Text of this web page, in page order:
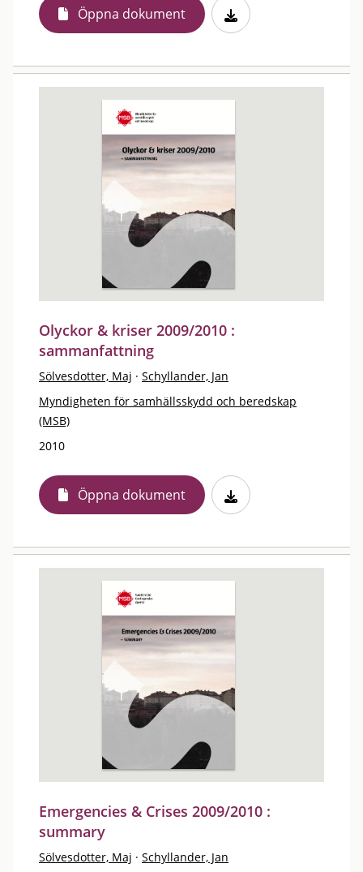
Öppna dokument
Olyckor & kriser 2009/2010 :
sammanfattning
Sölvesdotter, Maj · Schyllander, Jan
Myndigheten för samhällsskydd och beredskap
(MSB)
2010
Öppna dokument
Emergencies & Crises 2009/2010 :
summary
Sölvesdotter, Maj · Schyllander, Jan